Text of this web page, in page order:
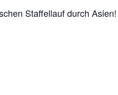
Staffellauf durch Asien!